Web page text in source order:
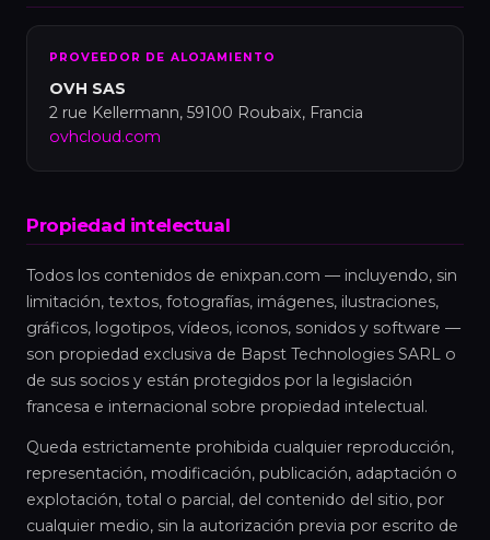
PROVEEDOR DE ALOJAMIENTO
OVH SAS
2 rue Kellermann, 59100 Roubaix, Francia
ovhcloud.com
Propiedad intelectual
Todos los contenidos de enixpan.com — incluyendo, sin
limitación, textos, fotografías, imágenes, ilustraciones,
gráficos, logotipos, vídeos, iconos, sonidos y software —
son propiedad exclusiva de Bapst Technologies SARL o
de sus socios y están protegidos por la legislación
francesa e internacional sobre propiedad intelectual.
Queda estrictamente prohibida cualquier reproducción,
representación, modificación, publicación, adaptación o
explotación, total o parcial, del contenido del sitio, por
cualquier medio, sin la autorización previa por escrito de